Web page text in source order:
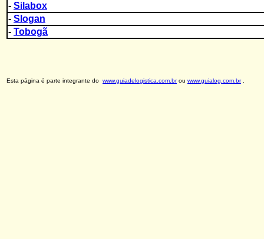
- Silabox
- Slogan
- Tobogã
Esta página é parte integrante do www.guiadelogistica.com.brou www.guialog.com.br.